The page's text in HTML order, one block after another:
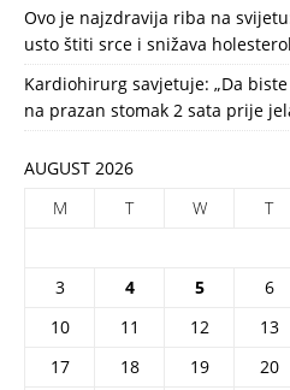
Ovo je najzdravija riba na
usto štiti srce i snižava holesterol
Kardiohirurg savjetuje: „Da
na prazan stomak 2 sata prije
AUGUST 2026
M
T W T
3
4 5 6
10
11 12 13
17
18 19 20